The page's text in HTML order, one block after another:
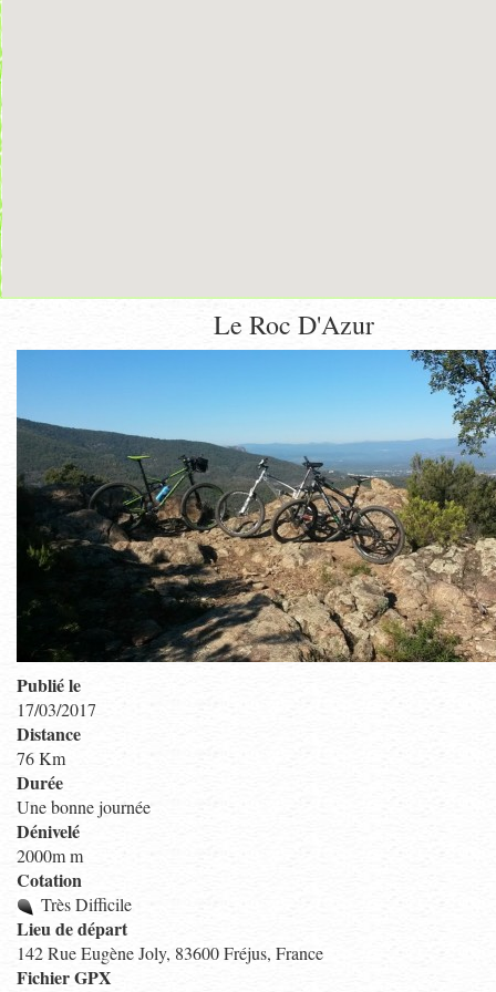
Le Roc D'Azur
Publié le
17/03/2017
Distance
76 Km
Durée
Une bonne journée
Dénivelé
2000m m
Cotation
Très Difficile
Lieu de départ
142 Rue Eugène Joly, 83600 Fréjus, France
Fichier GPX